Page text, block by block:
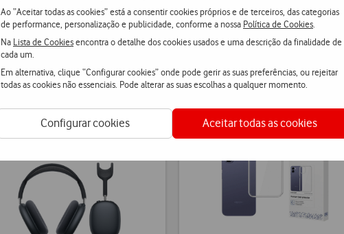
Ao “Aceitar todas as cookies” está a consentir cookies próprios e de terceiros, das categorias
de performance, personalização e publicidade, conforme a nossa Política de Cookies
Na Lista de Cookiesencontra o detalhe dos cookies usados e uma descrição da finalidade de
cada um.
Em alternativa, clique “Configurar cookies” onde pode gerir as suas preferências, ou rejeitar
todas as cookies não essenciais. Pode alterar as suas escolhas a qualquer momento.
Configurar cookies Aceitar todas as cookies
Poupa até €30 em Clube Viva
Poupa até €2 em Clube Viva